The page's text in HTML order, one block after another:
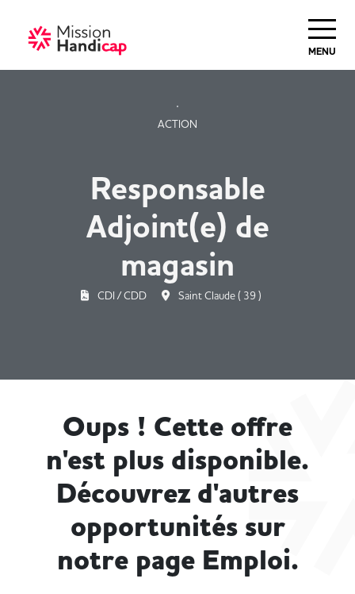
MENU
ACTION
Responsable
Adjoint(e) de
magasin
CDI / CDD Saint Claude ( 39 )
Oups ! Cette offre
n'est plus disponible.
Découvrez d'autres
opportunités sur
notre page Emploi.